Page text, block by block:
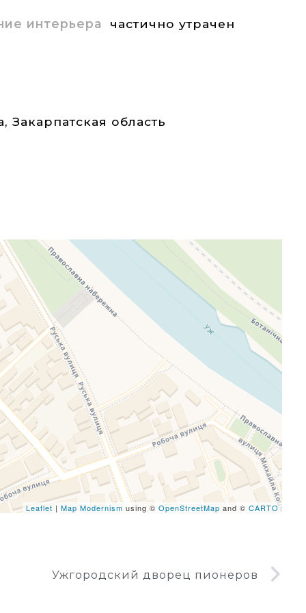
интерьера частично утрачен
,Закарпатская область
files are missing.
Leaflet | Map Modernism using © OpenStreetMap and © CARTO
Ужгородский дворец пионеров